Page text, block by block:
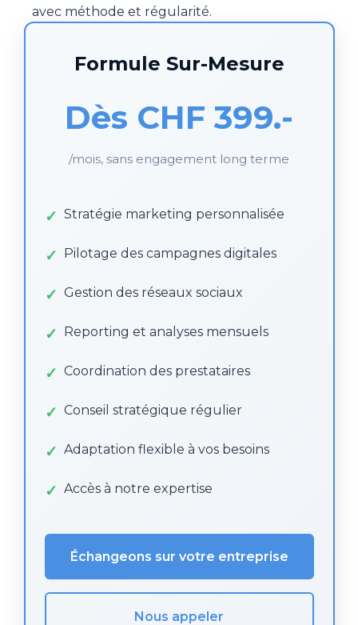
avec méthode et régularité.
Formule Sur-Mesure
Dès CHF 399.-
/mois, sans engagement long terme
Stratégie marketing personnalisée
Pilotage des campagnes digitales
Gestion des réseaux sociaux
Reporting et analyses mensuels
Coordination des prestataires
Conseil stratégique régulier
Adaptation flexible à vos besoins
Accès à notre expertise
Échangeons sur votre entreprise
Nous appeler